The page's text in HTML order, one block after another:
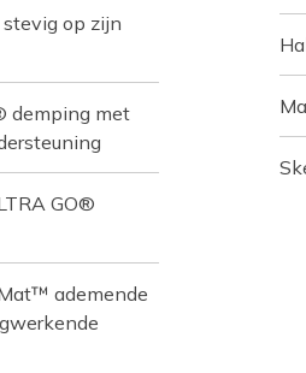
op zijn
demping met
GO®
ademende